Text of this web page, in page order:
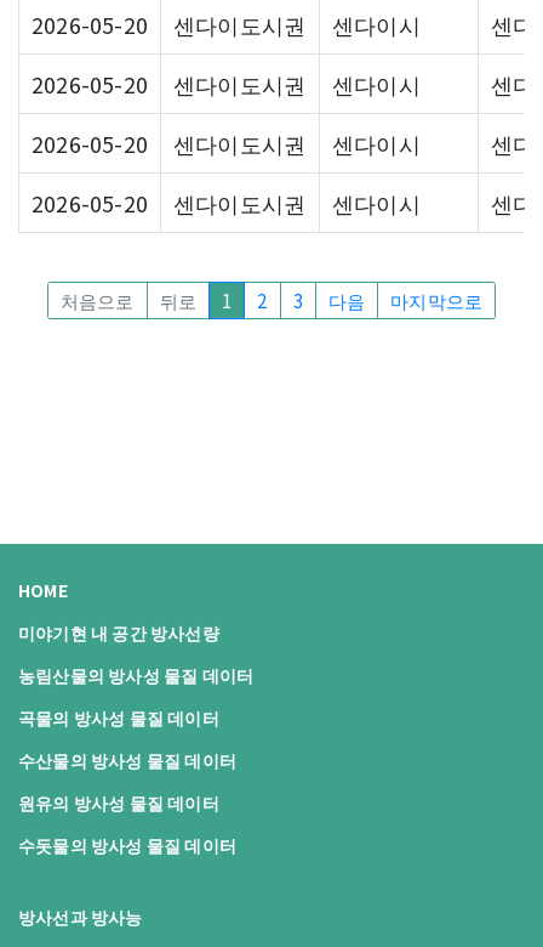
2026-05-20
센다이도시권 센다이시
센다
2026-05-20
센다이도시권 센다이시
센다
2026-05-20
센다이도시권 센다이시
센다
2026-05-20
센다이도시권 센다이시 센다
처음으로 뒤로 1 2 3 다음 마지막으로
HOME
미야기현 내 공간 방사선량
농림산물의 방사성 물질 데이터
곡물의 방사성 물질 데이터
수산물의 방사성 물질 데이터
원유의 방사성 물질 데이터
수돗물의 방사성 물질 데이터
방사선과 방사능